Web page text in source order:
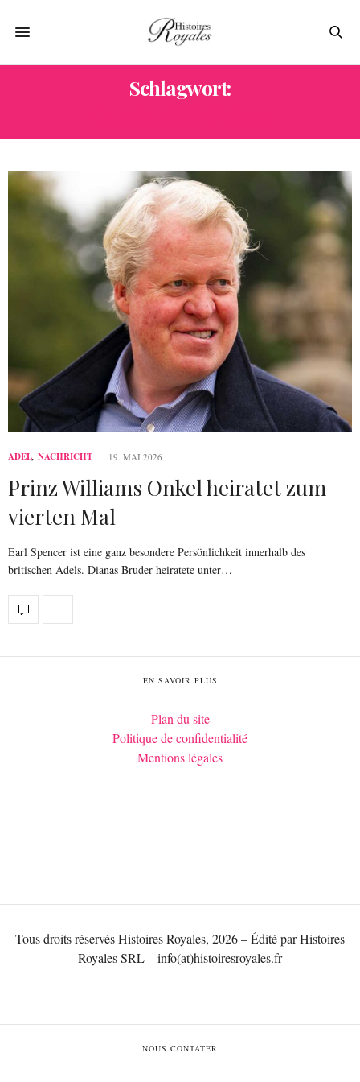
Schlagwort:
ADEL, NACHRICHT 19. MAI 2026
Prinz Williams Onkel heiratet zum
vierten Mal
Earl Spencer ist eine ganz besondere Persönlichkeit innerhalb des
britischen Adels. Dianas Bruder heiratete unter…
EN SAVOIR PLUS
Plan du site
Politique de confidentialité
Mentions légales
Tous droits réservés Histoires Royales, 2026 – Édité par Histoires
Royales SRL – info(at)histoiresroyales.fr
NOUS CONTATER